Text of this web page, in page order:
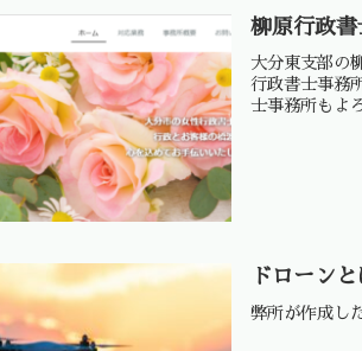
柳原行政
大分東支部の
行政書士事務
士事務所もよ
ドローンと
弊所が作成し